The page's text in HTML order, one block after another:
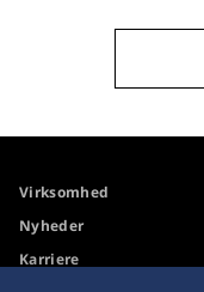
Virksomhed
Nyheder
Karriere